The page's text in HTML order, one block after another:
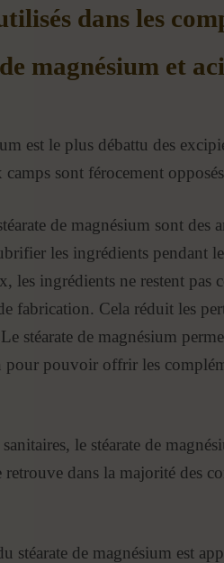
dans les
magnésium et
est le plus débattu des
sont férocement
de magnésium sont des
les ingrédients pendant
les ingrédients ne restent pas
fabrication. Cela réduit les
stéarate de magnésium
pour pouvoir offrir les
le stéarate de
dans la majorité des
stéarate de magnésium est